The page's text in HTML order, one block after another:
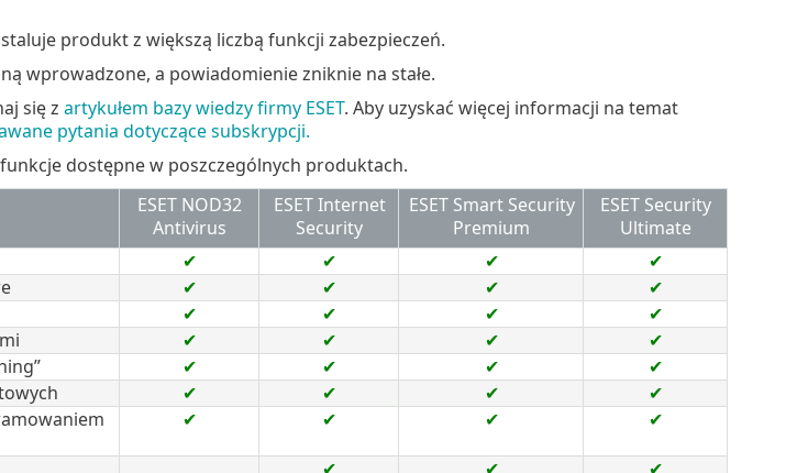
produkt z większą liczbą funkcji zabezpieczeń.
wprowadzone, a powiadomienie zniknie na stałe.
się z artykułem bazy wiedzy firmy ESET. Aby uzyskać więcej informacji na temat
pytania dotyczące subskrypcji.
dostępne w poszczególnych produktach.
ESET NOD32
Antivirus
ESET Internet
Security
ESET Smart Security
Premium
ESET Security
Ultimate
✔ ✔ ✔
✔
✔ ✔ ✔
✔
✔ ✔ ✔
✔
✔ ✔ ✔
✔
✔ ✔ ✔
✔
✔ ✔ ✔
✔
✔ ✔ ✔ ✔